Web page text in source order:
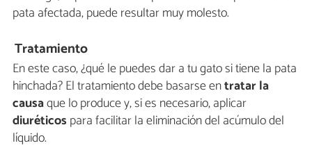
pata afectada, puede resultar muy molesto.
Tratamiento
En este caso, ¿qué le puedes dar a tu gato si tiene la pata
hinchada? El tratamiento debe basarse entratar la
causaque lo produce y, si es necesario, aplicar
diuréticos para facilitar la eliminación del acúmulo del
líquido.